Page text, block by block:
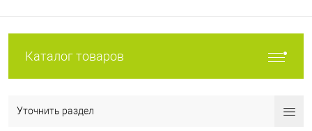
Каталог товаров
Уточнить раздел